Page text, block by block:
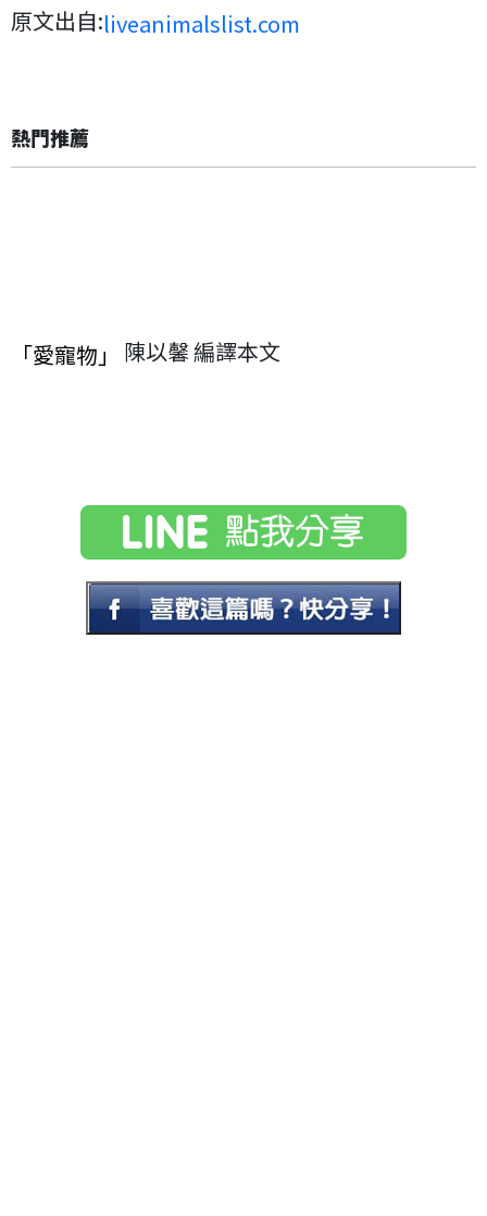
原文出自:liveanimalslist.com
熱門推薦
「愛寵物」 陳以馨 編譯本文